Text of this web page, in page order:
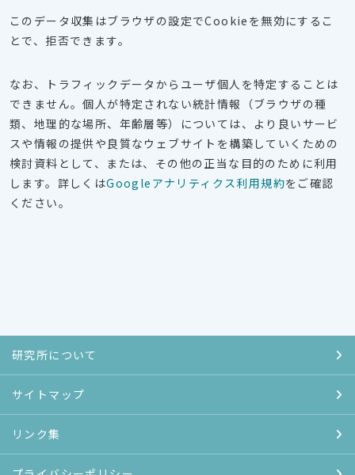
このデータ収集はブラウザの設定でCookieを無効にするこ
とで、拒否できます。
なお、トラフィックデータからユーザ個人を特定することは
できません。個人が特定されない統計情報（ブラウザの種
類、地理的な場所、年齢層等）については、より良いサービ
スや情報の提供や良質なウェブサイトを構築していくための
検討資料として、または、その他の正当な目的のために利用
します。詳しくはGoogleアナリティクス利用規約をご確認
ください。
研究所について
サイトマップ
リンク集